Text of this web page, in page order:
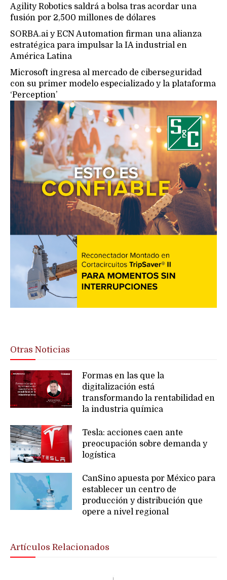
Agility Robotics saldrá a bolsa tras acordar una
fusión por 2,500 millones de dólares
SORBA.ai y ECN Automation firman una alianza
estratégica para impulsar la IA industrial en
América Latina
Microsoft ingresa al mercado de ciberseguridad
con su primer modelo especializado y la plataforma
‘Perception’
Otras Noticias
Formas en las que la
digitalización está
transformando la rentabilidad en
la industria química
Tesla: acciones caen ante
preocupación sobre demanda y
logística
CanSino apuesta por México para
establecer un centro de
producción y distribución que
opere a nivel regional
Artículos Relacionados